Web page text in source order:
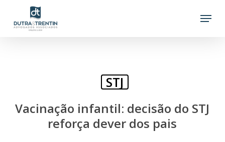
Menu
STJ
Vacinação infantil: decisão do STJ
reforça dever dos pais